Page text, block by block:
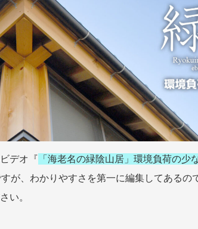
デオ『 「海老名の緑陰山居」環境負荷の少
が、わかりやすさを第一に編集してあるの
い。